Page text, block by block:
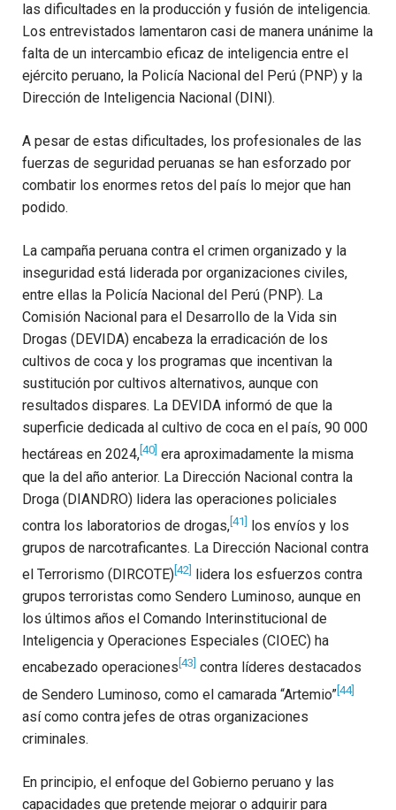
las dificultades en la producción y fusión de inteligencia.
Los entrevistados lamentaron casi de manera unánime la
falta de un intercambio eficaz de inteligencia entre el
ejército peruano, la Policía Nacional del Perú (PNP) y la
Dirección de Inteligencia Nacional (DINI).
A pesar de estas dificultades, los profesionales de las
fuerzas de seguridad peruanas se han esforzado por
combatir los enormes retos del país lo mejor que han
podido.
La campaña peruana contra el crimen organizado y la
inseguridad está liderada por organizaciones civiles,
entre ellas la Policía Nacional del Perú (PNP). La
Comisión Nacional para el Desarrollo de la Vida sin
Drogas (DEVIDA) encabeza la erradicación de los
cultivos de coca y los programas que incentivan la
sustitución por cultivos alternativos, aunque con
resultados dispares. La DEVIDA informó de que la
superficie dedicada al cultivo de coca en el país, 90 000
hectáreas en 2024, [40] era aproximadamente la misma
que la del año anterior. La Dirección Nacional contra la
Droga (DIANDRO) lidera las operaciones policiales
contra los laboratorios de drogas, [41]
los envíos y los
grupos de narcotraficantes. La Dirección Nacional contra
el Terrorismo (DIRCOTE) [42]
lidera los esfuerzos contra
grupos terroristas como Sendero Luminoso, aunque en
los últimos años el Comando Interinstitucional de
Inteligencia y Operaciones Especiales (CIOEC) ha
encabezado operaciones [43] contra líderes destacados
de Sendero Luminoso, como el camarada “Artemio” [44]
así como contra jefes de otras organizaciones
criminales.
En principio, el enfoque del Gobierno peruano y las
capacidades que pretende mejorar o adquirir para